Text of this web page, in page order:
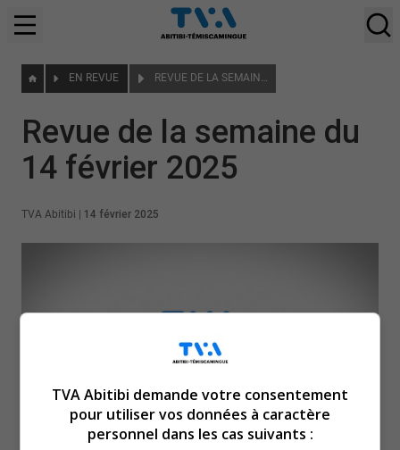
EN REVUE REVUE DE LA SEMAINE DU 14 FÉVRIER 2025
Revue de la semaine du
14 février 2025
TVA Abitibi 14 février 2025
TVA Abitibi demande votre consentement
pour utiliser vos données à caractère
personnel dans les cas suivants :